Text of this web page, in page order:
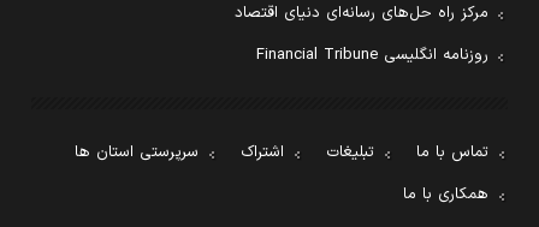
مرکز راه حل‌های رسانه‌ای دنیای اقتصاد
روزنامه انگلیسی Financial Tribune
تماس با ما تبلیغات اشتراک
سرپرستی استان ها
همکاری با ما